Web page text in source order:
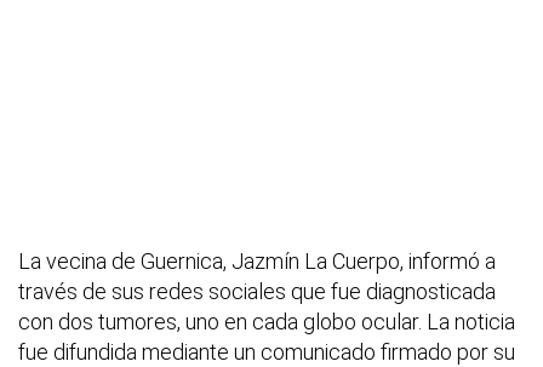
La vecina de Guernica, Jazmín La Cuerpo, informó a
través de sus redes sociales que fue diagnosticada
con dos tumores, uno en cada globo ocular. La noticia
fue difundida mediante un comunicado firmado por su